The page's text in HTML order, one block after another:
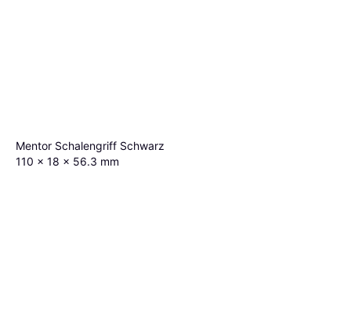
Mentor Schalengriff Schwarz
110 x 18 x 56.3 mm